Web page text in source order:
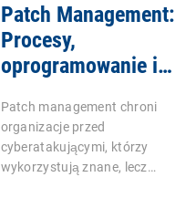
Patch Management:
Procesy,
oprogramowanie i
zespołów IT
Patch management chroni
organizacje przed
cyberatakującymi, którzy
wykorzystują znane, lecz